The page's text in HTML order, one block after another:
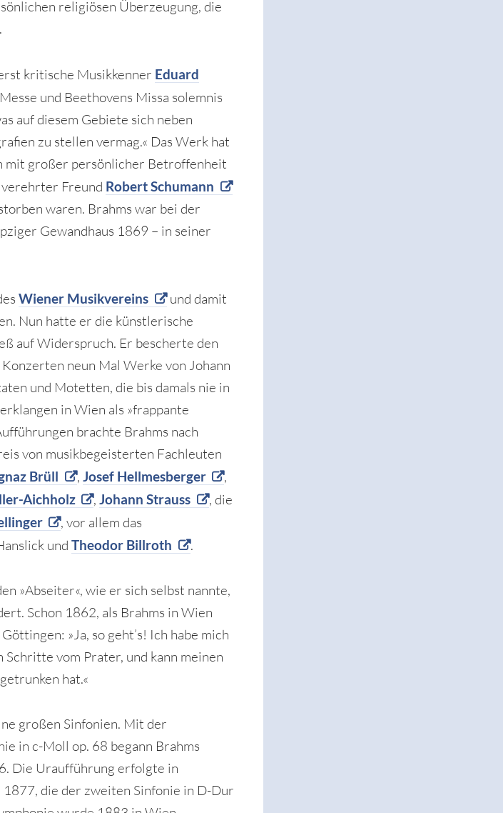
religiösen Überzeugung, die
kritische Musikkenner Eduard
und Beethovens Missa solemnis
auf diesem Gebiete sich neben
zu stellen vermag.« Das Werk hat
mit großer persönlicher Betroffenheit
Freund Robert Schumann
waren. Brahms war bei der
Gewandhaus 1869 – in seiner
Wiener Musikvereins
und damit
Nun hatte er die künstlerische
auf Widerspruch. Er bescherte den
neun Mal Werke von Johann
und Motetten, die bis damals nie in
in Wien als »frappante
brachte Brahms nach
von musikbegeisterten Fachleuten
Brüll , Josef Hellmesberger ,
Aichholz ,Johann Strauss
, die
, vor allem das
undTheodor Billroth .
»Abseiter«, wie er sich selbst nannte,
Schon 1862, als Brahms in Wien
»Ja, so geht’s! Ich habe mich
Schritte vom Prater, und kann meinen
hat.«
großen Sinfonien. Mit der
in c-Moll op. 68 begann Brahms
Die Uraufführung erfolgte in
1877, die der zweiten Sinfonie in D-Dur